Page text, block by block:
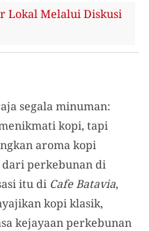
Lokal Melalui Diskusi
segala minuman:
kopi, tapi
aroma kopi
perkebunan di
itu di Cafe Batavia,
kopi klasik,
kejayaan perkebunan